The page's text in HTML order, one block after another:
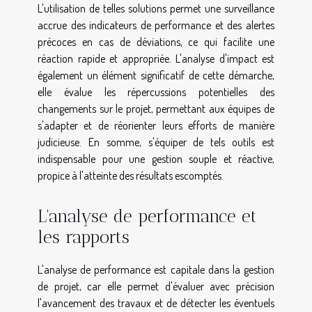
L'utilisation de telles solutions permet une surveillance
accrue des indicateurs de performance et des alertes
précoces en cas de déviations, ce qui facilite une
réaction rapide et appropriée. L'analyse d'impact est
également un élément significatif de cette démarche,
elle évalue les répercussions potentielles des
changements sur le projet, permettant aux équipes de
s'adapter et de réorienter leurs efforts de manière
judicieuse. En somme, s'équiper de tels outils est
indispensable pour une gestion souple et réactive,
propice à l'atteinte des résultats escomptés.
L'analyse de performance et
les rapports
L'analyse de performance est capitale dans la gestion
de projet, car elle permet d'évaluer avec précision
l'avancement des travaux et de détecter les éventuels